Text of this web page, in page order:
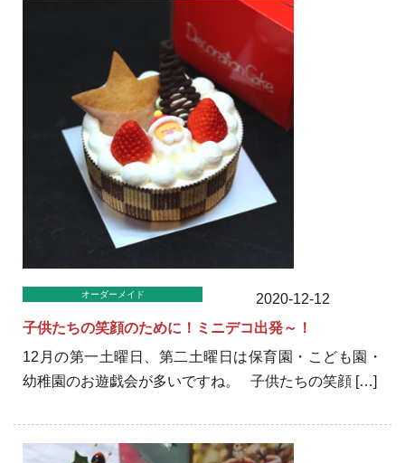
オーダーメイド
2020-12-12
子供たちの笑顔のために！ミニデコ出発～！
12月の第一土曜日、第二土曜日は保育園・こども園・
幼稚園のお遊戯会が多いですね。 子供たちの笑顔 […]